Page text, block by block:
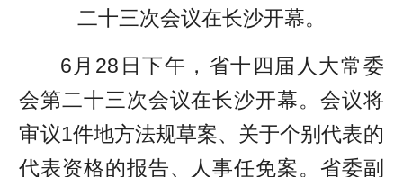
二十三次会议在长沙开幕。
6月28日下午，省十四届人大常委
会第二十三次会议在长沙开幕。会议将
审议1件地方法规草案、关于个别代表的
代表资格的报告、人事任免案。省委副